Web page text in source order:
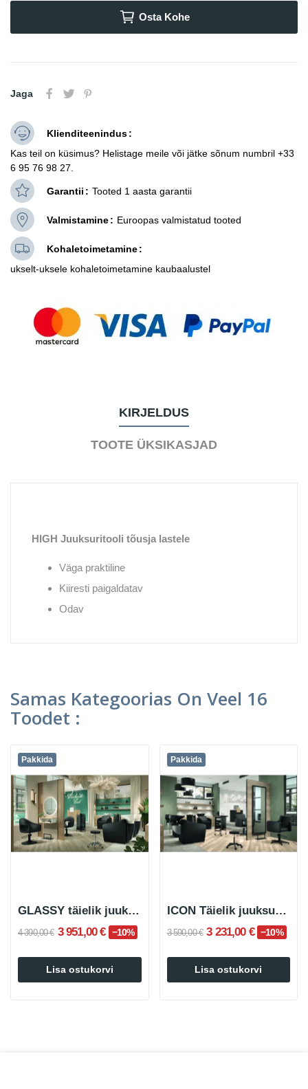
Osta Kohe
Jaga
Klienditeenindus
Kas teil on küsimus? Helistage meile või jätke sõnum numbril +33
6 95 76 98 27.
Garantii Tooted 1 aasta garantii
Valmistamine Euroopas valmistatud tooted
Kohaletoimetamine
ukselt-uksele kohaletoimetamine kaubaalustel
KIRJELDUS
TOOTE ÜKSIKASJAD
HIGH Juuksuritooli tõusja lastele
Väga praktiline
Kiiresti paigaldatav
Odav
Samas Kategoorias On Veel 16
Toodet :
Pakkida
GLASSY täielik juuksurisalongi komplekt
4 390,00 € 3 951,00 € −10%
Lisa ostukorvi
Pakkida
ICON Täielik juuksurikomplekt
3 590,00 € 3 231,00 € −10%
Lisa ostukorvi